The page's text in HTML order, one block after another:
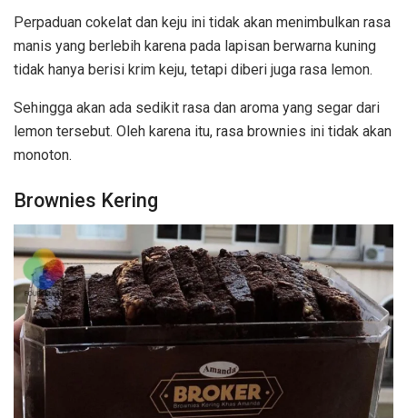
Perpaduan cokelat dan keju ini tidak akan menimbulkan rasa
manis yang berlebih karena pada lapisan berwarna kuning
tidak hanya berisi krim keju, tetapi diberi juga rasa lemon.
Sehingga akan ada sedikit rasa dan aroma yang segar dari
lemon tersebut. Oleh karena itu, rasa brownies ini tidak akan
monoton.
Brownies Kering